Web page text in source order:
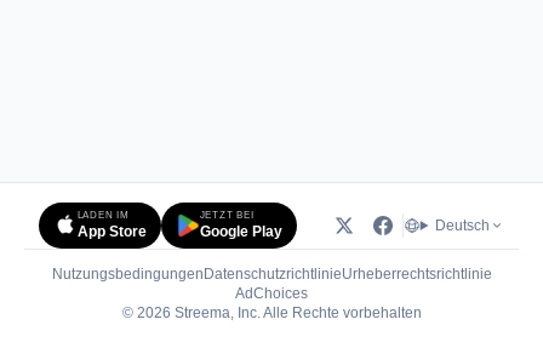
LADEN IM
App Store
JETZT BEI
Google Play Deutsch
Nutzungsbedingungen DatenschutzrichtlinieUrheberrechtsrichtlinie
AdChoices(öffnet in neuem Tab)
© 2026 Streema, Inc. Alle Rechte vorbehalten